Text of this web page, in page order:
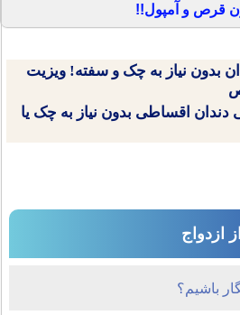
قرص و آمپول!!
بدون نیاز به چک و سفته! ویزیت
دندان اقساطی بدون نیاز به چک یا
ازدواج
باشیم؟